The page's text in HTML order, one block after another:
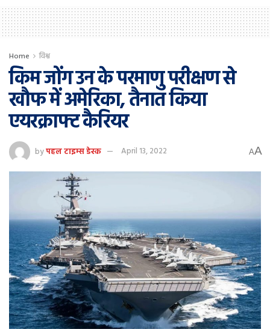
Home विश्व
किम जोंग उन के परमाणु परीक्षण से
खौफ में अमेरिका, तैनात किया
एयरक्राफ्ट कैरियर
byपहल टाइम्स डेस्क April 13, 2022 AA